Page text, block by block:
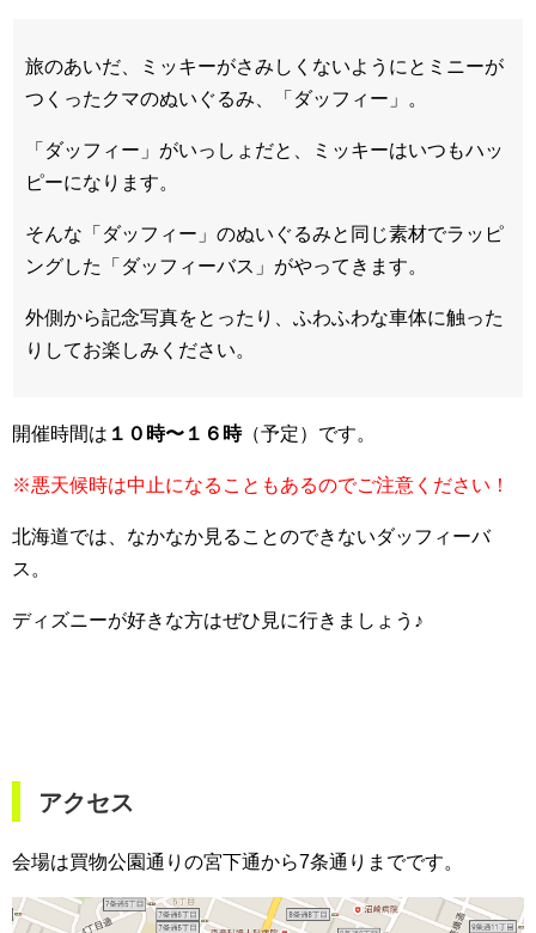
旅のあいだ、ミッキーがさみしくないようにとミニーが
つくったクマのぬいぐるみ、「ダッフィー」。
「ダッフィー」がいっしょだと、ミッキーはいつもハッ
ピーになります。
そんな「ダッフィー」のぬいぐるみと同じ素材でラッピ
ングした「ダッフィーバス」がやってきます。
外側から記念写真をとったり、ふわふわな車体に触った
りしてお楽しみください。
開催時間は １０時〜１６時（予定）です。
※悪天候時は中止になることもあるのでご注意ください！
北海道では、なかなか見ることのできないダッフィーバ
ス。
ディズニーが好きな方はぜひ見に行きましょう♪
アクセス
会場は買物公園通りの宮下通から7条通りまでです。